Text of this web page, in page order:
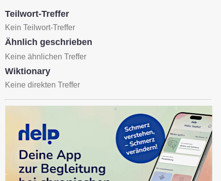
Teilwort-Treffer
Kein Teilwort-Treffer
Ähnlich geschrieben
Keine ähnlichen Treffer
Wiktionary
Keine direkten Treffer